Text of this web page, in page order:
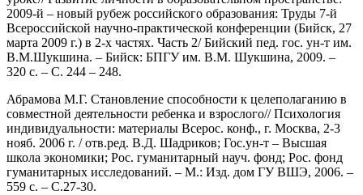
2009-й – новый рубеж российского образования: Труды 7-й
Всероссийской научно-практической конференции (Бийск, 27
марта 2009 г.) в 2-х частях. Часть 2/ Бийский пед. гос. ун-т им.
В.М.Шукшина. – Бийск: БПГУ им. В.М. Шукшина, 2009. –
320 с. – С. 244 – 248.
Абрамова М.Г. Становление способности к целеполаганию в
совместной деятельности ребенка и взрослого// Психология
индивидуальности: материалы Всерос. конф., г. Москва, 2-3
нояб. 2006 г. / отв.ред. В.Д. Шадриков; Гос.ун-т – Высшая
школа экономики; Рос. гуманитарный науч. фонд; Рос. фонд
гуманитарных исследований. – М.: Изд. дом ГУ ВШЭ, 2006. –
559 с. – С.27-30.